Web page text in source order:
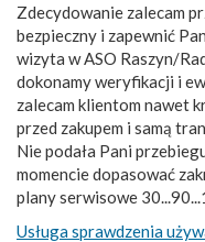
Zdecydowanie zalecam
bezpieczny i zapewnić
wizyta w ASO Raszyn/
dokonamy weryfikacji i
zalecam klientom nawet
przed zakupem i samą
Nie podała Pani
momencie dopasować
plany serwisowe
Usługa sprawdzenia